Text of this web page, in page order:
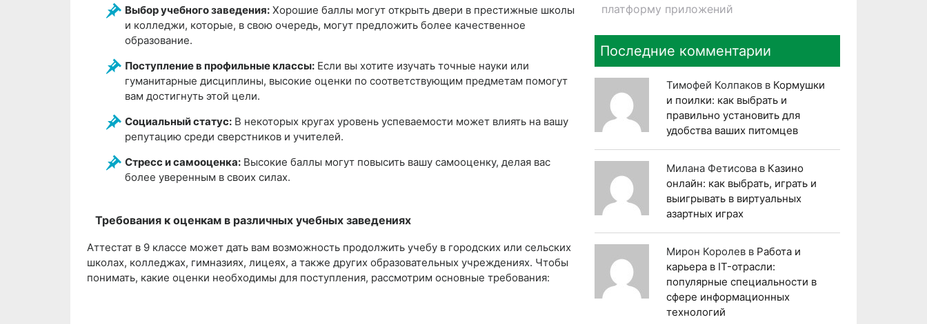
Выбор учебного заведения: Хорошие баллы могут открыть двери в престижные школы
и колледжи, которые, в свою очередь, могут предложить более качественное
образование.
Поступление в профильные классы: Если вы хотите изучать точные науки или
гуманитарные дисциплины, высокие оценки по соответствующим предметам помогут
вам достигнуть этой цели.
Социальный статус: В некоторых кругах уровень успеваемости может влиять на вашу
репутацию среди сверстников и учителей.
Стресс и самооценка: Высокие баллы могут повысить вашу самооценку, делая вас
более уверенным в своих силах.
Требования к оценкам в различных учебных заведениях
Аттестат в 9 классе может дать вам возможность продолжить учебу в городских или сельских
школах, колледжах, гимназиях, лицеях, а также других образовательных учреждениях. Чтобы
понимать, какие оценки необходимы для поступления, рассмотрим основные требования:
платформу приложений
Последние комментарии
Тимофей Колпаков в Кормушки
и поилки: как выбрать и
правильно установить для
удобства ваших питомцев
Милана Фетисова в Казино
онлайн: как выбрать, играть и
выигрывать в виртуальных
азартных играх
Мирон Королев в Работа и
карьера в IT-отрасли:
популярные специальности в
сфере информационных
технологий